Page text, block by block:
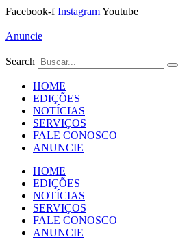
Ir
o
Facebook-f InstagramYoutube
Anuncie
Search
HOME
EDIÇÕES
NOTÍCIAS
SERVIÇOS
FALE CONOSCO
ANUNCIE
HOME
EDIÇÕES
NOTÍCIAS
SERVIÇOS
FALE CONOSCO
ANUNCIE